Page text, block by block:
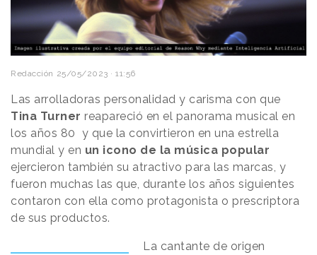
Redacción 25/05/2023 · 11:56
Las arrolladoras personalidad y carisma con que
Tina Turner reapareció en el panorama musical en
los años 80 y que la convirtieron en una estrella
mundial y en un icono de la música popular
ejercieron también su atractivo para las marcas, y
fueron muchas las que, durante los años siguientes
contaron con ella como protagonista o prescriptora
de sus productos.
La cantante de origen